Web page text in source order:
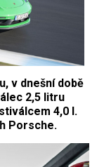
v dnešní době
2,5 litru
4,0 l.
Porsche.